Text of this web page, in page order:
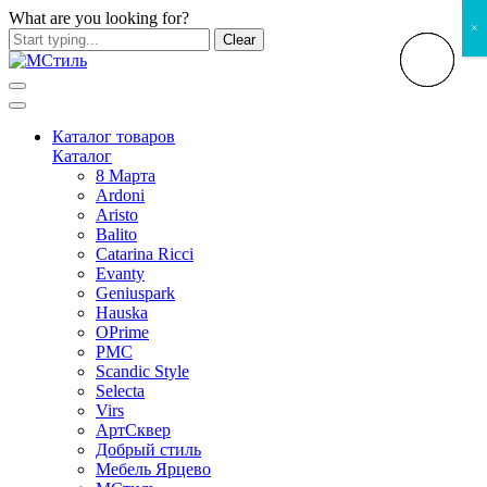
What are you looking for?
Clear
Каталог товаров
Каталог
8 Марта
Ardoni
Aristo
Balito
Catarina Ricci
Evanty
Geniuspark
Hauska
OPrime
PMC
Scandic Style
Selecta
Virs
АртСквер
Добрый стиль
Мебель Ярцево
×